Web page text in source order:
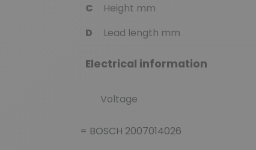
C
Height mm
D
Lead length mm
Electrical information
Voltage
= BOSCH 2007014026